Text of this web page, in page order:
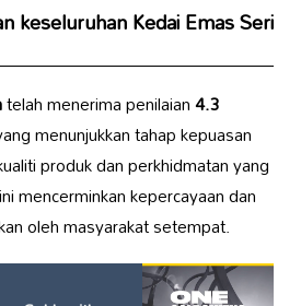
keseluruhanKedai Emas Seri
telah menerima penilaian4.3
menunjukkan tahap kepuasan
produk dan perkhidmatan yang
mencerminkan kepercayaan dan
oleh masyarakat setempat.